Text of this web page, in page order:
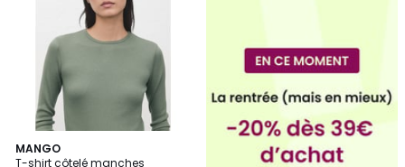
MANGO
T-shirt côtelé manches